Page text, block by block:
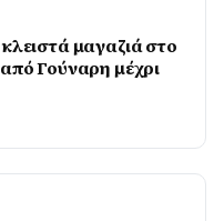
μαγαζιά στο
Γούναρη μέχρι